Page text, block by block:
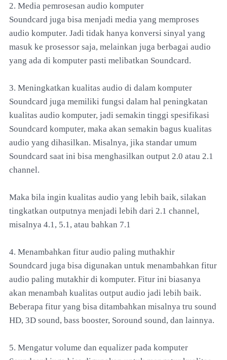
2. Media pemrosesan audio komputer
Soundcard juga bisa menjadi media yang memproses
audio komputer. Jadi tidak hanya konversi sinyal yang
masuk ke prosessor saja, melainkan juga berbagai audio
yang ada di komputer pasti melibatkan Soundcard.
3. Meningkatkan kualitas audio di dalam komputer
Soundcard juga memiliki fungsi dalam hal peningkatan
kualitas audio komputer, jadi semakin tinggi spesifikasi
Soundcard komputer, maka akan semakin bagus kualitas
audio yang dihasilkan. Misalnya, jika standar umum
Soundcard saat ini bisa menghasilkan output 2.0 atau 2.1
channel.
Maka bila ingin kualitas audio yang lebih baik, silakan
tingkatkan outputnya menjadi lebih dari 2.1 channel,
misalnya 4.1, 5.1, atau bahkan 7.1
4. Menambahkan fitur audio paling muthakhir
Soundcard juga bisa digunakan untuk menambahkan fitur
audio paling mutakhir di komputer. Fitur ini biasanya
akan menambah kualitas output audio jadi lebih baik.
Beberapa fitur yang bisa ditambahkan misalnya tru sound
HD, 3D sound, bass booster, Soround sound, dan lainnya.
5. Mengatur volume dan equalizer pada komputer